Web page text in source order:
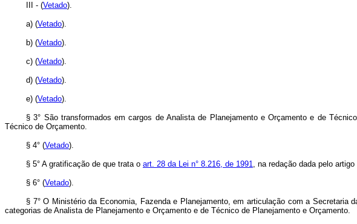
III - (Vetado).
a) (Vetado).
b) (Vetado).
c) (Vetado).
d) (Vetado).
e) (Vetado).
§ 3° São transformados em cargos de Analista de Planejamento e Orçamento e de
Técnico de Orçamento.
§ 4° (Vetado).
§ 5° A gratificação de que trata o art. 28 da Lei n° 8.216, de 1991, na redação dada pelo
§ 6° (Vetado).
§ 7° O Ministério da Economia, Fazenda e Planejamento, em articulação com a
categorias de Analista de Planejamento e Orçamento e de Técnico de Planejamento e Orçamento.